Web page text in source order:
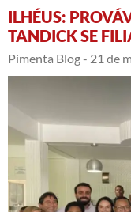
ILHÉUS:
TANDICK SE
Pimenta Blog - 21 de